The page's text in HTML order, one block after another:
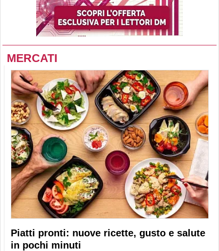
MERCATI
Piatti pronti: nuove ricette, gusto e salute
in pochi minuti